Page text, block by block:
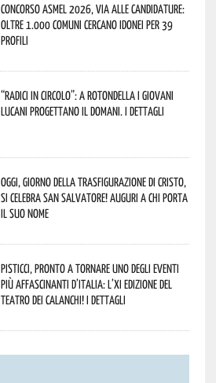
Concorso Asmel 2026, via alle candidature:
oltre 1.000 Comuni cercano idonei per 39
profili
“Radici in Circolo”: a Rotondella i giovani
lucani progettano il domani. I dettagli
Oggi, giorno della Trasfigurazione di Cristo,
si celebra San Salvatore! Auguri a chi porta
il suo nome
Pisticci, pronto a tornare uno degli eventi
più affascinanti d’Italia: l’XI edizione del
Teatro dei Calanchi! I dettagli